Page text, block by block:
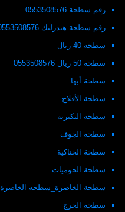
رقم سطحة 0553508576
رقم سطحة هيدرليك 0553508576
سطحة 40 ريال
سطحة 50 ريال 0553508576
سطحة أبها
سطحة الأفلاج
سطحة البكيرية
سطحة الجوف
سطحة الحناكية
سطحة الحوميات
سطحة الخاصرة_سطحه الخاصرة
سطحة الخرج